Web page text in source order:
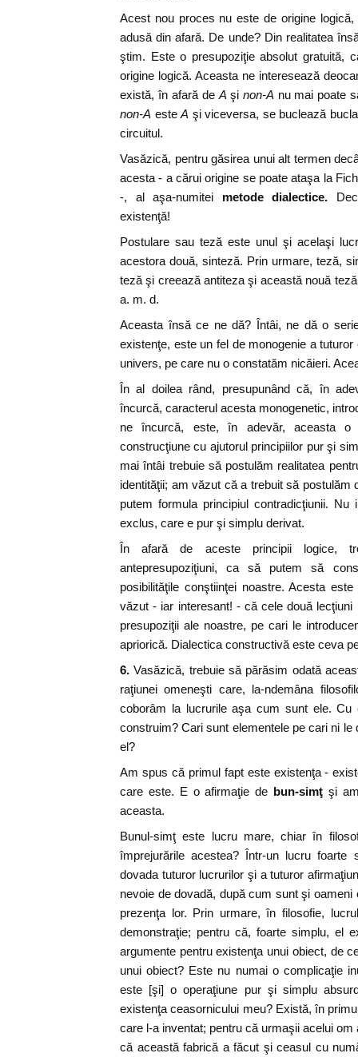
Acest nou proces nu este de origine
adusă din afară. De unde? Din realitatea
ştim. Este o presupoziţie absolut gratuită,
origine logică. Aceasta ne interesează
există, în afară de A şi non-A nu mai poate
non-A esteA şi viceversa, se buclează
circuitul.
Vasăzică, pentru găsirea unui alt termen
acesta - a cărui origine se poate ataşa la
-, al aşa-numitei metode dialectice.
existenţă!
Postulare sau teză este unul şi acelaşi
acestora două, sinteză. Prin urmare, teză,
teză şi creează antiteza şi această nouă
a. m. d.
Aceasta însă ce ne dă? Întâi, ne dă o
existenţe, este un fel de monogenie a
univers, pe care nu o constatăm nicăieri.
În al doilea rând, presupunând că, în
încurcă, caracterul acesta monogenetic,
ne încurcă, este, în adevăr, aceasta o
construcţiune cu ajutorul principiilor pur şi
mai întâi trebuie să postulăm realitatea
identităţii; am văzut că a trebuit să postulăm
putem formula principiul contradicţiunii. Nu
exclus, care e pur şi simplu derivat.
În afară de aceste principii logice,
antepresupoziţiuni, ca să putem să
posibilităţile conştiinţei noastre. Acesta
văzut - iar interesant! - că cele două
presupoziţii ale noastre, pe cari le
apriorică. Dialectica constructivă este ceva
6.Vasăzică, trebuie să părăsim odată
raţiunei omeneşti care, la-ndemâna
coborâm la lucrurile aşa cum sunt ele. Cu
construim? Cari sunt elementele pe cari ni
el?
Am spus că primul fapt este existenţa -
care este. E o afirmaţie de bun-simţ şi
aceasta.
Bunul-simţ este lucru mare, chiar în
împrejurările acestea? Într-un lucru
dovada tuturor lucrurilor şi a tuturor
nevoie de dovadă, după cum sunt şi
prezenţa lor. Prin urmare, în filosofie,
demonstraţie; pentru că, foarte simplu, el
argumente pentru existenţa unui obiect, de
unui obiect? Este nu numai o complicaţie
este [şi] o operaţiune pur şi simplu
existenţa ceasornicului meu? Există, în
care l-a inventat; pentru că urmaşii acelui om
că această fabrică a făcut şi ceasul cu